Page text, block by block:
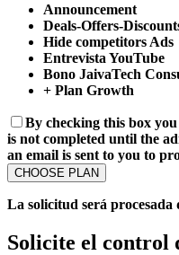
Announcement
Deals-Offers-
Hide competitors Ads
Entrevista YouTube
Bono JaivaTech
+ Plan Growth
By checking this box
is not completed until the
an email is sent to you to
La solicitud será procesada
Solicite el control